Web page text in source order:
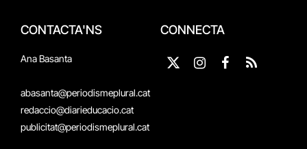
CONTACTA'NS
Ana Basanta
abasanta@periodismeplural.cat
redaccio@diarieducacio.cat
publicitat@periodismeplural.cat
CONNECTA
X
Instagram
Facebook
RSS